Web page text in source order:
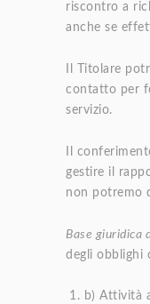
riscontro a
anche se
Il Titolare
contatto per
servizio.
Il
gestire il
non potremo
Base giuridica
degli obblighi
b) Attività